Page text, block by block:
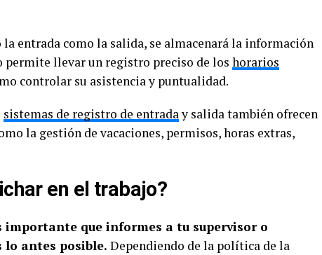
entrada como la salida, se almacenará la información
permite llevar un registro preciso de los horarios
controlar su asistencia y puntualidad.
sistemas de registro de entraday salida también ofrecen
la gestión de vacaciones, permisos, horas extras,
en el trabajo?
importante que informes a tu supervisor o
lo antes posible. Dependiendo de la política de la